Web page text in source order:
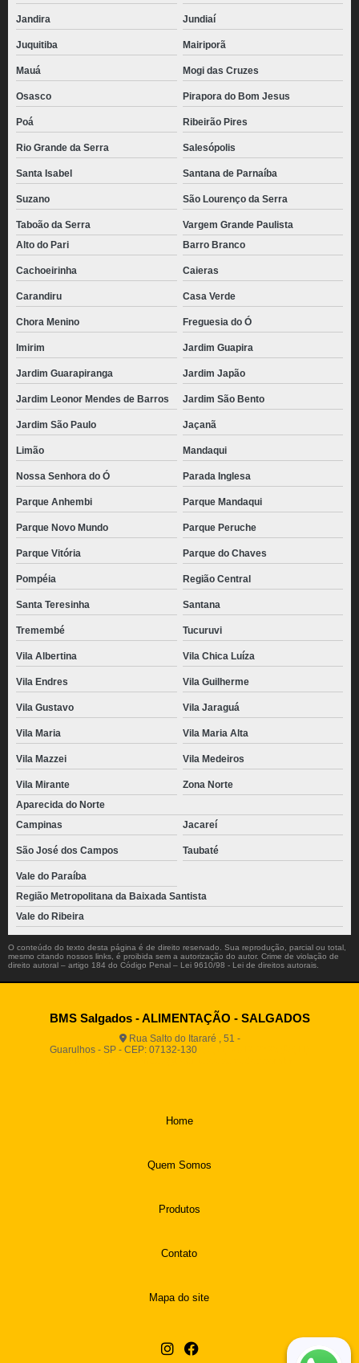
Jandira Jundiaí
Juquitiba Mairiporã
Mauá Mogi das Cruzes
Osasco Pirapora do Bom Jesus
Poá Ribeirão Pires
Rio Grande da Serra Salesópolis
Santa Isabel Santana de Parnaíba
Suzano São Lourenço da Serra
Taboão da Serra
Vargem Grande Paulista
Alto do Pari
Barro Branco
Cachoeirinha Caieras
Carandiru Casa Verde
Chora Menino Freguesia do Ó
Imirim Jardim Guapira
Jardim Guarapiranga Jardim Japão
Jardim Leonor Mendes de Barros Jardim São Bento
Jardim São Paulo Jaçanã
Limão Mandaqui
Nossa Senhora do Ó Parada Inglesa
Parque Anhembi Parque Mandaqui
Parque Novo Mundo Parque Peruche
Parque Vitória Parque do Chaves
Pompéia Região Central
Santa Teresinha Santana
Tremembé Tucuruvi
Vila Albertina Vila Chica Luíza
Vila Endres Vila Guilherme
Vila Gustavo Vila Jaraguá
Vila Maria Vila Maria Alta
Vila Mazzei Vila Medeiros
Vila Mirante
Zona Norte
Aparecida do Norte
Campinas
Jacareí
São José dos Campos Taubaté
Vale do Paraíba
Região Metropolitana da Baixada Santista
Vale do Ribeira
O conteúdo do texto desta página é de direito reservado. Sua reprodução, parcial ou total,
mesmo citando nossos links, é proibida sem a autorização do autor. Crime de violação de
direito autoral – artigo 184 do Código Penal – Lei 9610/98 - Lei de direitos autorais
BMS Salgados - ALIMENTAÇÃO - SALGADOS
Rua Salto do Itararé , 51 -
Guarulhos - SP - CEP: 07132-130
Home
Quem Somos
Produtos
Contato
Mapa do site